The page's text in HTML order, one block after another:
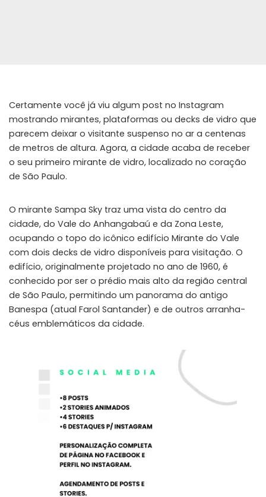
Certamente você já viu algum post no Instagram
mostrando mirantes, plataformas ou decks de vidro que
parecem deixar o visitante suspenso no ar a centenas
de metros de altura. Agora, a cidade acaba de receber
o seu primeiro mirante de vidro, localizado no coração
de São Paulo.
O mirante Sampa Sky traz uma vista do centro da
cidade, do Vale do Anhangabaú e da Zona Leste,
ocupando o topo do icônico edifício Mirante do Vale
com dois decks de vidro disponíveis para visitação. O
edifício, originalmente projetado no ano de 1960, é
conhecido por ser o prédio mais alto da região central
de São Paulo, permitindo um panorama do antigo
Banespa (atual Farol Santander) e de outros arranha-
céus emblemáticos da cidade.